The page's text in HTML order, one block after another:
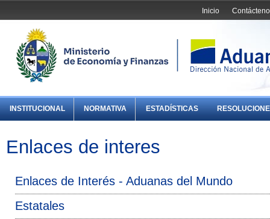
Inicio
INSTITUCIONAL NORMATIVA ESTADÍSTICAS
Enlaces de interes
Enlaces de Interés - Aduanas del Mundo
Estatales